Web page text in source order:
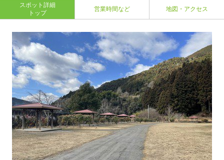
スポット詳細
トップ
営業時間など 地図・アクセス